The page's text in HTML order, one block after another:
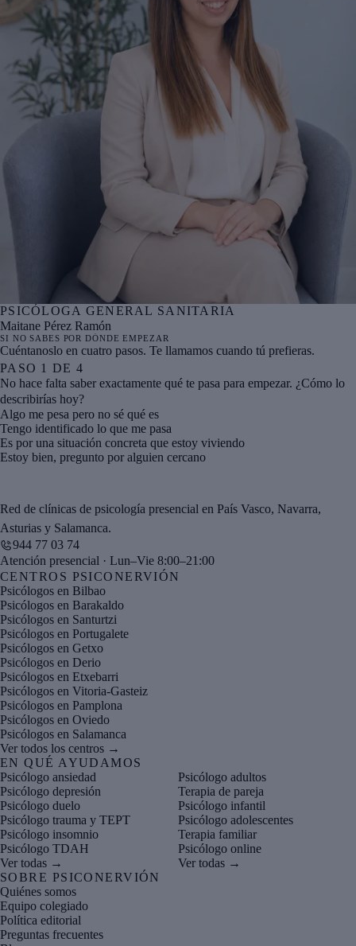
Nº col. COPBI BI05996
PSICÓLOGA GENERAL SANITARIA
Maitane Pérez Ramón
SI NO SABES POR DÓNDE EMPEZAR
Cuéntanoslo en cuatro pasos. Te llamamos cuando tú prefieras.
PASO 1 DE 4
No hace falta saber exactamente qué te pasa para empezar. ¿Cómo lo
describirías hoy?
Algo me pesa pero no sé qué es
Tengo identificado lo que me pasa
Es por una situación concreta que estoy viviendo
Estoy bien, pregunto por alguien cercano
Red de clínicas de psicología presencial en País Vasco, Navarra,
Asturias y Salamanca.
944 77 03 74
Atención presencial · Lun–Vie 8:00–21:00
CENTROS PSICONERVIÓN
Psicólogos en Bilbao
Psicólogos en Barakaldo
Psicólogos en Santurtzi
Psicólogos en Portugalete
Psicólogos en Getxo
Psicólogos en Derio
Psicólogos en Etxebarri
Psicólogos en Vitoria-Gasteiz
Psicólogos en Pamplona
Psicólogos en Oviedo
Psicólogos en Salamanca
Ver todos los centros →
EN QUÉ AYUDAMOS
Psicólogo ansiedad
Psicólogo depresión
Psicólogo duelo
Psicólogo trauma y TEPT
Psicólogo insomnio
Psicólogo TDAH
Ver todas →
Psicólogo adultos
Terapia de pareja
Psicólogo infantil
Psicólogo adolescentes
Terapia familiar
Psicólogo online
Ver todas →
SOBRE PSICONERVIÓN
Quiénes somos
Equipo colegiado
Política editorial
Preguntas frecuentes